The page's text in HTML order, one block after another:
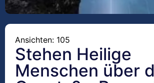
Ansichten: 105
Stehen Heilige
Menschen über